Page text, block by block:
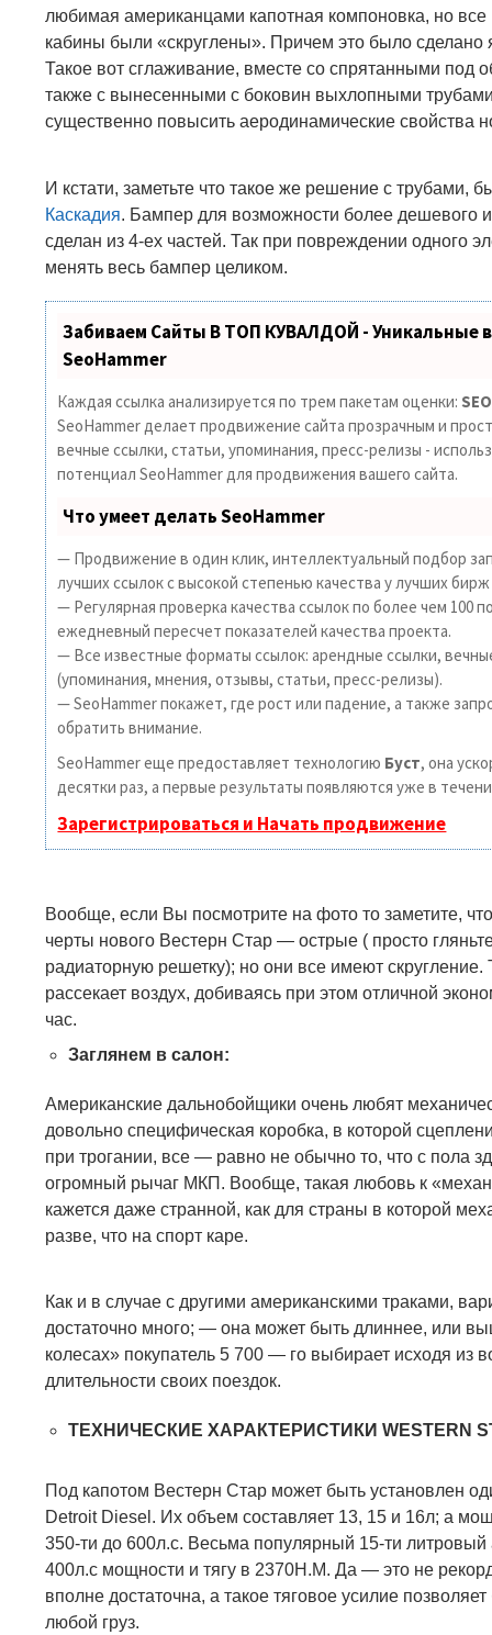
любимая американцами капотная компоновка, но
кабины были «скруглены». Причем это было сделано
Такое вот сглаживание, вместе со спрятанными под
также с вынесенными с боковин выхлопными
существенно повысить аеродинамические свойства
И кстати, заметьте что такое же решение с трубами,
Каскадия. Бампер для возможности более дешевого
сделан из 4-ех частей. Так при повреждении одного
менять весь бампер целиком.
Забиваем Сайты В ТОП КУВАЛДОЙ - Уникальные
SeoHammer
Каждая ссылка анализируется по трем пакетам оценки:
SeoHammer делает продвижение сайта прозрачным и
вечные ссылки, статьи, упоминания, пресс-релизы -
потенциал SeoHammer для продвижения вашего сайта.
Что умеет делать SeoHammer
— Продвижение в один клик, интеллектуальный подбор
лучших ссылок с высокой степенью качества у лучших
— Регулярная проверка качества ссылок по более чем 100
ежедневный пересчет показателей качества проекта.
— Все известные форматы ссылок: арендные ссылки,
(упоминания, мнения, отзывы, статьи, пресс-релизы).
— SeoHammer покажет, где рост или падение, а также
обратить внимание.
SeoHammer еще предоставляет технологию Буст, она
десятки раз, а первые результаты появляются уже в
Зарегистрироваться и Начать продвижение
Вообще, если Вы посмотрите на фото то заметите,
черты нового Вестерн Стар — острые ( просто
радиаторную решетку); но они все имеют скругление.
рассекает воздух, добиваясь при этом отличной
час.
Заглянем в салон:
Американские дальнобойщики очень любят
довольно специфическая коробка, в которой
при трогании, все — равно не обычно то, что с пола
огромный рычаг МКП. Вообще, такая любовь к
кажется даже странной, как для страны в которой
разве, что на спорт каре.
Как и в случае с другими американскими траками,
достаточно много;—она может быть длиннее, или
колесах» покупатель 5 700 — го выбирает исходя из
длительности своих поездок.
ТЕХНИЧЕСКИЕ ХАРАКТЕРИСТИКИWESTERN
Под капотом Вестерн Стар может быть установлен
Detroit Diesel. Их объем составляет 13, 15 и 16л; а
350-ти до 600л.с. Весьма популярный 15-ти литровый
400л.с мощности и тягу в 2370Н.М. Да — это не
вполне достаточна, а такое тяговое усилие
любой груз.